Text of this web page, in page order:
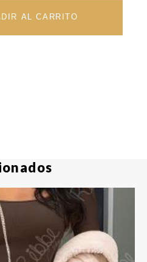
AL CARRITO